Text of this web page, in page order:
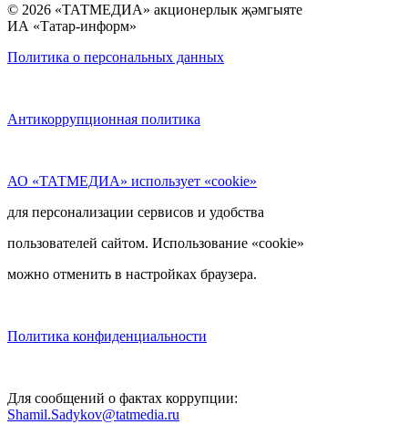
© 2026 «ТАТМЕДИА» акционерлык җәмгыяте
ИА «Татар-информ»
Политика о персональных данных
Антикоррупционная политика
АО «ТАТМЕДИА» использует «cookie»
для персонализации сервисов и удобства
пользователей сайтом. Использование «cookie»
можно отменить в настройках браузера.
Политика конфиденциальности
Для сообщений о фактах коррупции:
Shamil.Sadykov@tatmedia.ru